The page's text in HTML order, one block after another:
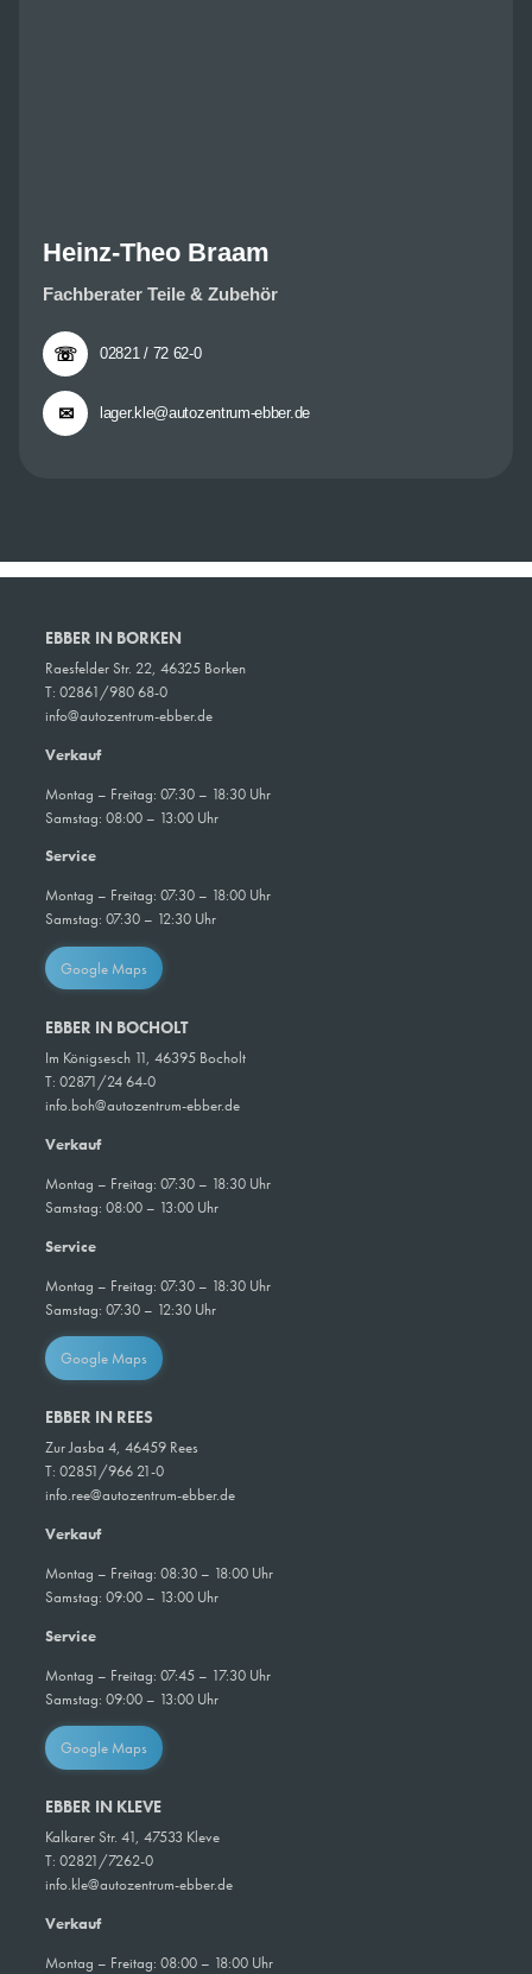
Heinz-Theo Braam
Fachberater Teile & Zubehör
☏ 02821 / 72 62-0
✉ lager.kle@autozentrum-ebber.de
EBBER IN BORKEN
Raesfelder Str. 22, 46325 Borken
T: 02861/980 68-0
info@autozentrum-ebber.de
Verkauf
Montag – Freitag: 07:30 – 18:30 Uhr
Samstag: 08:00 – 13:00 Uhr
Service
Montag – Freitag: 07:30 – 18:00 Uhr
Samstag: 07:30 – 12:30 Uhr
Google Maps
EBBER IN BOCHOLT
Im Königsesch 11, 46395 Bocholt
T:02871/24 64-0
info.boh@autozentrum-ebber.de
Verkauf
Montag – Freitag: 07:30 – 18:30 Uhr
Samstag: 08:00 – 13:00 Uhr
Service
Montag – Freitag: 07:30 – 18:30 Uhr
Samstag: 07:30 – 12:30 Uhr
Google Maps
EBBER IN REES
Zur Jasba 4, 46459 Rees
T: 02851/966 21-0
info.ree@autozentrum-ebber.de
Verkauf
Montag – Freitag: 08:30 – 18:00 Uhr
Samstag: 09:00 – 13:00 Uhr
Service
Montag – Freitag: 07:45 – 17:30 Uhr
Samstag:09:00 – 13:00 Uhr
Google Maps
EBBER IN KLEVE
Kalkarer Str. 41, 47533 Kleve
T: 02821/7262-0
info.kle@autozentrum-ebber.de
Verkauf
Montag – Freitag: 08:00 – 18:00 Uhr